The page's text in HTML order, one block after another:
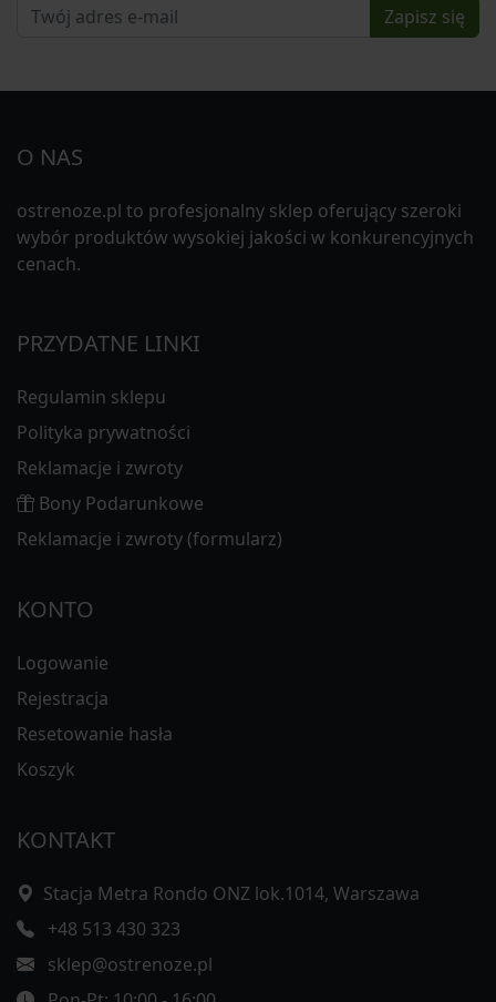
Zapisz się
O NAS
ostrenoze.pl to profesjonalny sklep oferujący szeroki
wybór produktów wysokiej jakości w konkurencyjnych
cenach.
PRZYDATNE LINKI
Regulamin sklepu
Polityka prywatności
Reklamacje i zwroty
Bony Podarunkowe
Reklamacje i zwroty (formularz)
KONTO
Logowanie
Rejestracja
Resetowanie hasła
Koszyk
KONTAKT
Stacja Metra Rondo ONZ lok.1014, Warszawa
+48 513 430 323
sklep@ostrenoze.pl